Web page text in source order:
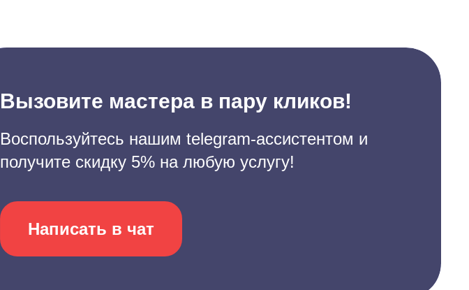
Вызовите мастера в пару кликов!
Воспользуйтесь нашим telegram-ассистентом и
получите скидку 5% на любую услугу!
Написать в чат